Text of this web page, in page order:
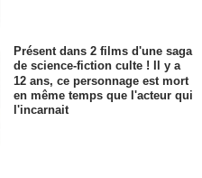
Présent dans 2 films d'une saga
de science-fiction culte ! Il y a
12 ans, ce personnage est mort
en même temps que l'acteur qui
l'incarnait